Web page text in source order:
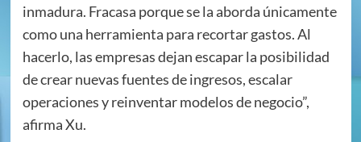
inmadura. Fracasa porque se la aborda únicamente
como una herramienta para recortar gastos. Al
hacerlo, las empresas dejan escapar la posibilidad
de crear nuevas fuentes de ingresos, escalar
operaciones y reinventar modelos de negocio”,
afirma Xu.